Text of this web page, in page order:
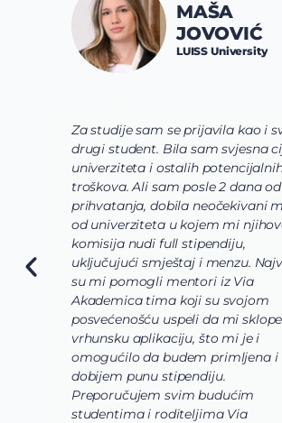
Za studije sam se prijavila kao i
drugi student. Bila sam svjesna
univerziteta i ostalih
troškova. Ali sam posle 2 dana od
prihvatanja, dobila neočekivani
od univerziteta u kojem mi
komisija nudi full stipendiju,
uključujući smještaj i menzu.
su mi pomogli mentori iz Via
Akademica tima koji su svojom
posvećenošću uspeli da mi sklope
vrhunsku aplikaciju, što mi je i
omogućilo da budem primljena i
dobijem punu stipendiju.
Preporučujem svim budućim
studentima i roditeljima Via
MAŠA
JOVOVIĆ
LUISS University